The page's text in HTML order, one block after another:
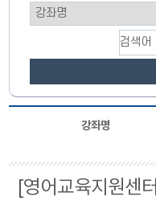
강좌명
[영어교육지원센터